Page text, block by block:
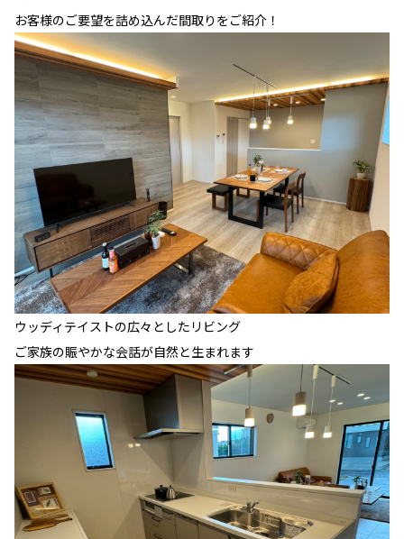
お客様のご要望を詰め込んだ間取りをご紹介！
ウッディテイストの広々としたリビング
ご家族の賑やかな会話が自然と生まれます